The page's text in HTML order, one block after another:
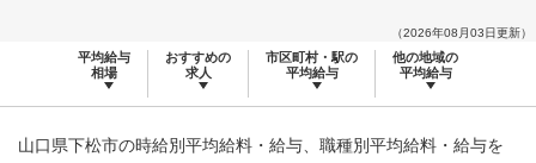
（2026年08月03日更新）
平均給与
相場
おすすめの
求人
市区町村・駅の
平均給与
他の地域の
平均給与
山口県下松市の時給別平均給料・給与、職種別平均給料・給与を